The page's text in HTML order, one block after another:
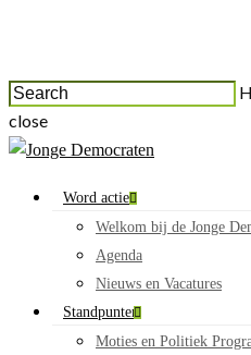
close
Word actief
Welkom bij de Jonge
Agenda
Nieuws en Vacatures
Standpunten
Moties en Politiek